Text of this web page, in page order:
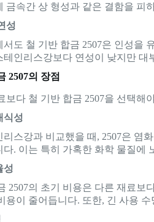
금속간 상 형성과 같은 결함을 피
성
서도 철 기반 합금 2507은 인성을
테인리스강보다 연성이 낮지만 대
2507의 장점
보다 철 기반 합금 2507을 선택해
식성
리스강과 비교했을 때, 2507은 염
다. 이는 특히 가혹한 화학 물질에
성
2507의 초기 비용은 다른 재료보
용이 줄어듭니다. 또한, 긴 사용